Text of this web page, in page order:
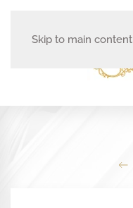
Skip to main content